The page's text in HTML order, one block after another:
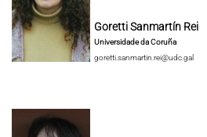
Goretti Sanmartín Rei
Universidade da Coruña
goretti.sanmartin.rei@udc.gal